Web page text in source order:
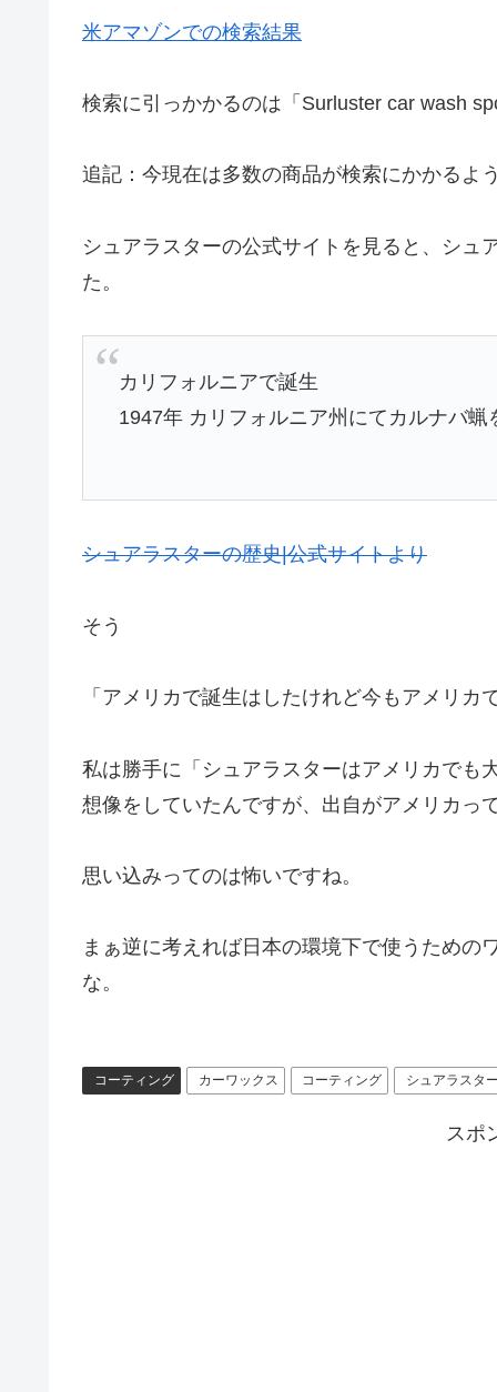
米アマゾンでの検索結果
検索に引っかかるのは「Surluster car wash
追記：今現在は多数の商品が検索にかかるよ
シュアラスターの公式サイトを見ると、シュ
た。
カリフォルニアで誕生
1947年 カリフォルニア州にてカルナバ
シュアラスターの歴史|公式サイトより
そう
「アメリカで誕生はしたけれど今もアメリカ
私は勝手に「シュアラスターはアメリカでも
想像をしていたんですが、出自がアメリカっ
思い込みってのは怖いですね。
まぁ逆に考えれば日本の環境下で使うための
な。
コーティング カーワックス コーティング シュアラスター
スポ